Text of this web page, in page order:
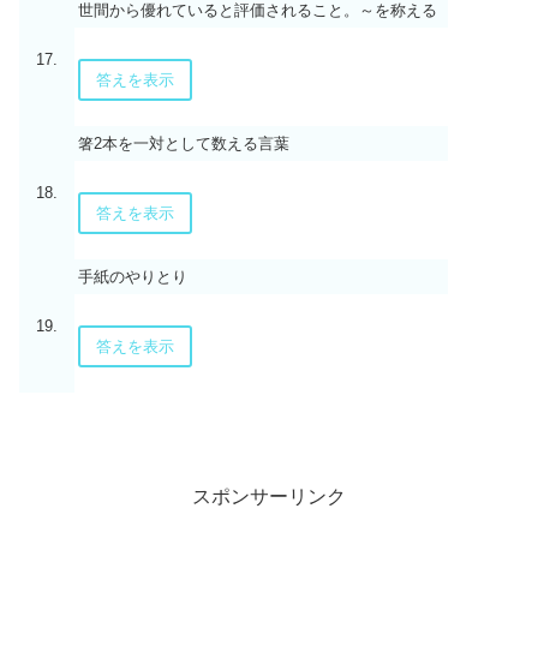
17.
世間から優れていると評価されること。～を称える
答えを表示
18.
箸2本を一対として数える言葉
答えを表示
19.
手紙のやりとり
答えを表示
スポンサーリンク